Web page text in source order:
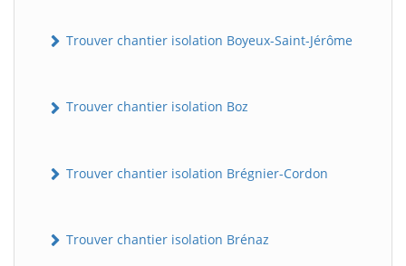
Trouver chantier isolation Boyeux-Saint-Jérôme
Trouver chantier isolation Boz
Trouver chantier isolation Brégnier-Cordon
Trouver chantier isolation Brénaz